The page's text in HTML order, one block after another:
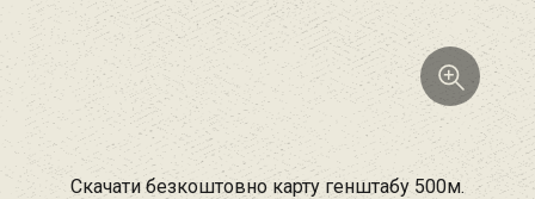
Скачати безкоштовно карту генштабу 500м.